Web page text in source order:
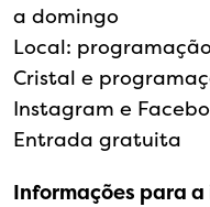
a domingo
Local:
Cristal e
Instagram e
Entrada gratuita
Informações para